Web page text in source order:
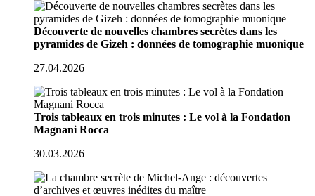
Découverte de nouvelles chambres secrètes dans les
pyramides de Gizeh : données de tomographie muonique
27.04.2026
Trois tableaux en trois minutes : Le vol à la Fondation
Magnani Rocca
30.03.2026